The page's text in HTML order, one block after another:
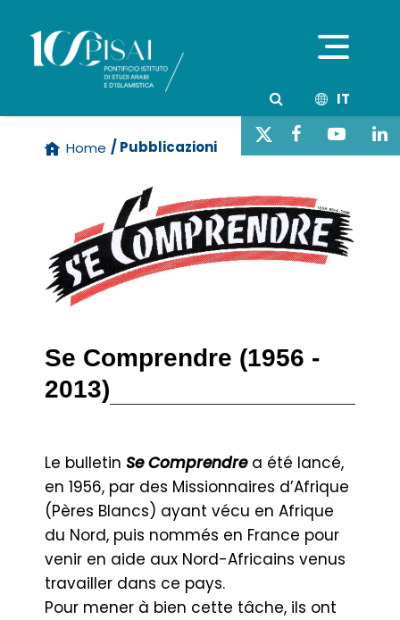
IT
Home / Pubblicazioni
Se Comprendre (1956 -
2013)
Le bulletin Se Comprendrea été lancé,
en 1956, par des Missionnaires d’Afrique
(Pères Blancs) ayant vécu en Afrique
du Nord, puis nommés en France pour
venir en aide aux Nord-Africains venus
travailler dans ce pays.
Pour mener à bien cette tâche, ils ont